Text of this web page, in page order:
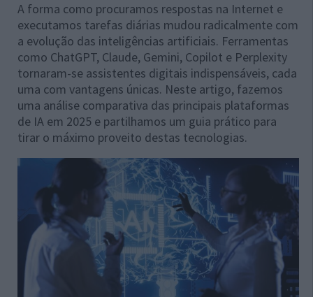
A forma como procuramos respostas na Internet e
executamos tarefas diárias mudou radicalmente com
a evolução das inteligências artificiais. Ferramentas
como ChatGPT, Claude, Gemini, Copilot e Perplexity
tornaram-se assistentes digitais indispensáveis, cada
uma com vantagens únicas. Neste artigo, fazemos
uma análise comparativa das principais plataformas
de IA em 2025 e partilhamos um guia prático para
tirar o máximo proveito destas tecnologias.